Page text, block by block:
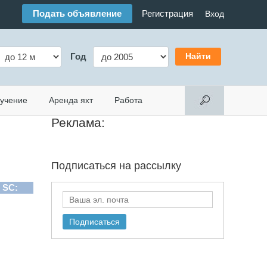
Подать объявление Регистрация Вход
Год
Аренда яхт Работа
SC:
Реклама:
Подписаться на рассылку